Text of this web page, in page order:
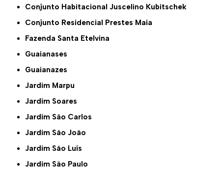
Conjunto Habitacional Juscelino Kubitschek
Conjunto Residencial Prestes Maia
Fazenda Santa Etelvina
Guaianases
Guaianazes
Jardim Marpu
Jardim Soares
Jardim São Carlos
Jardim São João
Jardim São Luís
Jardim São Paulo